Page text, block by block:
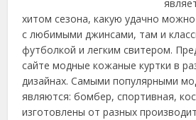
хитом сезона, какую удачно
с любимыми джинсами, там и
футболкой и легким свитером.
сайте модные кожаные куртки в
дизайнах. Самыми популярными
являются: бомбер, спортивная,
изготовлены от разных